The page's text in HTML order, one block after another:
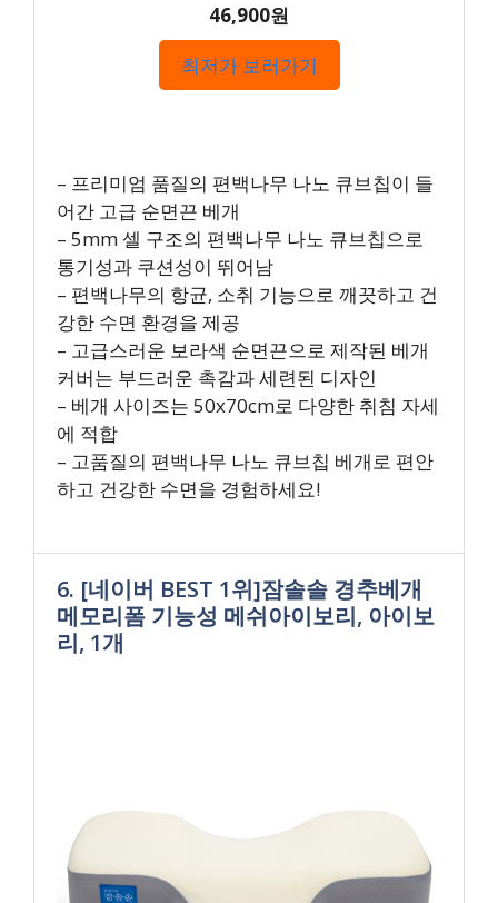
46,900원
최저가 보러가기
– 프리미엄 품질의 편백나무 나노 큐브칩이 들
어간 고급 순면끈 베개
– 5mm 셀 구조의 편백나무 나노 큐브칩으로
통기성과 쿠션성이 뛰어남
– 편백나무의 항균, 소취 기능으로 깨끗하고 건
강한 수면 환경을 제공
– 고급스러운 보라색 순면끈으로 제작된 베개
커버는 부드러운 촉감과 세련된 디자인
– 베개 사이즈는 50x70cm로 다양한 취침 자세
에 적합
– 고품질의 편백나무 나노 큐브칩 베개로 편안
하고 건강한 수면을 경험하세요!
6. [네이버 BEST 1위]잠솔솔 경추베개
메모리폼 기능성 메쉬아이보리, 아이보
리, 1개